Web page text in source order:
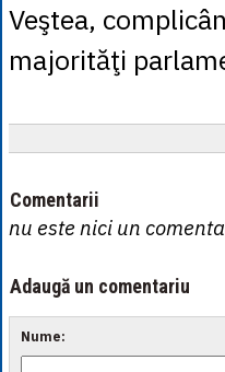
Veştea,
majorităţi
Comentarii
nu este nici un
Adaugă un comentariu
Nume: